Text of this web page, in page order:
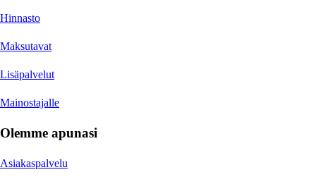
Hinnasto
Maksutavat
Lisäpalvelut
Mainostajalle
Olemme apunasi
Asiakaspalvelu